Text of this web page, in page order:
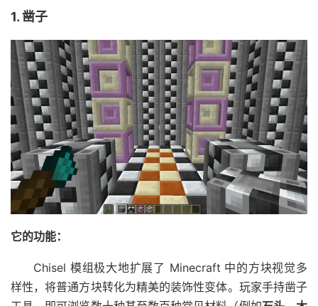
1. 凿子
它的功能：
Chisel 模组极大地扩展了 Minecraft 中的方块视觉多
样性，将普通方块转化为精美的装饰性变体。玩家手持凿子